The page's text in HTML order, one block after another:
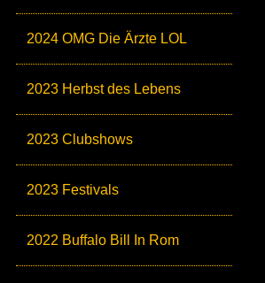
2024 OMG Die Ärzte LOL
2023 Herbst des Lebens
2023 Clubshows
2023 Festivals
2022 Buffalo Bill In Rom